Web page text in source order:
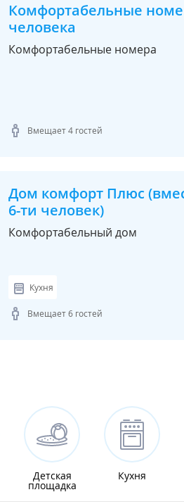
Комфортабельные
человека
Комфортабельные номера
Вмещает 4 гостей
Дом комфорт Плюс
6-ти человек)
Комфортабельный дом
Кухня
Вмещает 6 гостей
Детская
площадка
Кухня